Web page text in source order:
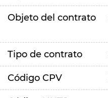
Objeto del contrato
Tipo de contrato
Código CPV